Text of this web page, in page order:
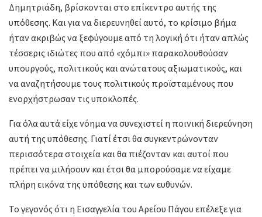
Δημητριάδη, βρίσκονται στο επίκεντρο αυτής της
υπόθεσης. Και για να διερευνηθεί αυτό, το κρίσιμο βήμα
ήταν ακριβώς να ξεφύγουμε από τη λογική ότι ήταν απλώς
τέσσερις ιδιώτες που από «χόμπι» παρακολουθούσαν
υπουργούς, πολιτικούς και ανώτατους αξιωματικούς, και
να αναζητήσουμε τους πολιτικούς προϊσταμένους που
ενορχήστρωσαν τις υποκλοπές.
Για όλα αυτά είχε νόημα να συνεχιστεί η ποινική διερεύνηση
αυτή της υπόθεσης. Γιατί έτσι θα συγκεντρώνονταν
περισσότερα στοιχεία και θα πιέζονταν και αυτοί που
πρέπει να μιλήσουν και έτσι θα μπορούσαμε να είχαμε
πλήρη εικόνα της υπόθεσης και των ευθυνών.
Το γεγονός ότι η Εισαγγελία του Αρείου Πάγου επέλεξε για